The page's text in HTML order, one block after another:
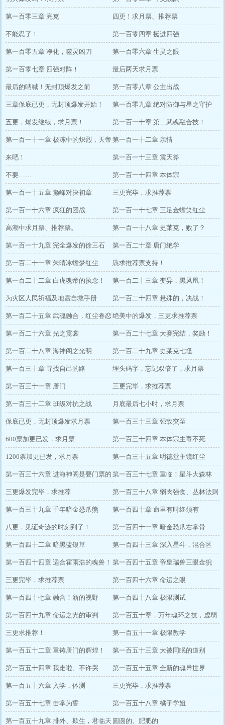
第一百零三章 完克 四更！求月票、推荐票
不能忍了！ 第一百零四章 挺进四强
第一百零五章 净化，噬灵凶刀 第一百零六章 生灵之眼
第一百零七章 四强对阵！ 最后两天求月票
最后的呐喊！无封顶爆发之前 第一百零八章 公主出战
三章保底已更，无封顶爆发开始！ 第一百零九章 绝对防御与星之守护
五更，爆发继续，求月票！ 第一百一十章 第二武魂融合技！
第一百一十一章 极冻中的炽烈，天帝
之锤
第一百一十二章 亲情
来吧！ 第一百一十三章 震天斧
不要…… 第一百一十四章 本体宗
第一百一十五章 巅峰对决初章 三更完毕，求推荐票
第一百一十六章 疯狂的团战 第一百一十七章 三足金蟾笑红尘
高潮中求月票、推荐票。 第一百一十八章 史莱克，败了？
第一百一十九章 完全爆发的徐三石 第一百二十章 唐门绝学
第一百二十一章 朱晴冰蟾梦红尘 恳求推荐票支持！
第一百二十二章 白虎魂帝的执念！ 第一百二十三章 变异，黑凤凰！
为灾区人民祈福及地震自救手册 第一百二十四章 悬殊的，决战！
第一百二十五章 武魂融合，红尘眷恋绝美中的爆发，三更求推荐票
第一百二十六章 光之霓裳 第一百二十七章 大赛完结，奖励！
第一百二十八章 海神阁之光明 第一百二十九章 史莱克七怪
第一百三十章 寻找自己的路 埋头码字，忘记双倍了，求月票
第一百三十一章 唐门 三更完毕，求推荐票
第一百三十二章 班级对抗之战 月底最后七小时，求月票
保底已更，无封顶爆发求月票 第一百三十三章 强敌突至
600票加更已发，求月票 第一百三十四章 本体宗主毒不死
1200票加更已发，求月票 第一百三十五章 明德堂主镜红尘
第一百三十六章 进海神阁是要门票的 第一百三十七章 重临！星斗大森林
三更爆发完毕，求推荐 第一百三十八章 弱肉强食、丛林法则
第一百三十九章 千年暗金恐爪熊 第一百四十章 命里有时终须有
八更，见证奇迹的时刻到了！ 第一百四十一章 暗金恐爪右掌骨
第一百四十二章 暗黑蓝银草 第一百四十三章 深入星斗，混合区
第一百四十四章 适合霍雨浩的魂兽！ 第一百四十五章 帝皇瑞兽三眼金猊
三更完毕，求推荐票 第一百四十六章 命运之眼
第一百四十七章 融合！新的视野 第一百四十八章 极限测试
第一百四十九章 命运之光的审判 第一百五十章，万年魂环之技，虚弱
三更求推荐！ 第一百五十一章 极限教学
第一百五十二章 重铸唐门的辉煌！ 第一百五十三章 大被同眠的道别
第一百五十四章 我走啦、不许哭 第一百五十五章 全新的魂导世界
第一百五十六章 入学，体测 三更完毕，求推荐票
第一百五十七章 击掌为誓 第一百五十八章 橘子学姐
第一百五十九章 排外、欺生，君临天 圆圆的、肥肥的